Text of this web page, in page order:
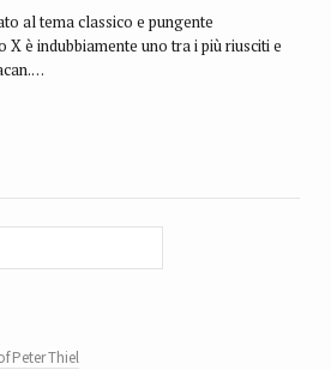
al tema classico e pungente
X è indubbiamente uno tra i più riusciti e
Peter Thiel